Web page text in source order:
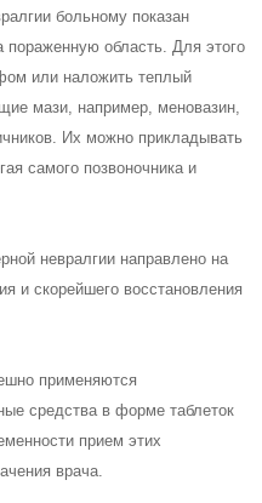
больному показан
область. Для этого
или наложить теплый
мази, например, меновазин,
Их можно прикладывать
самого позвоночника и
невралгии направлено на
и скорейшего восстановления
применяются
средства в форме таблеток
прием этих
врача.